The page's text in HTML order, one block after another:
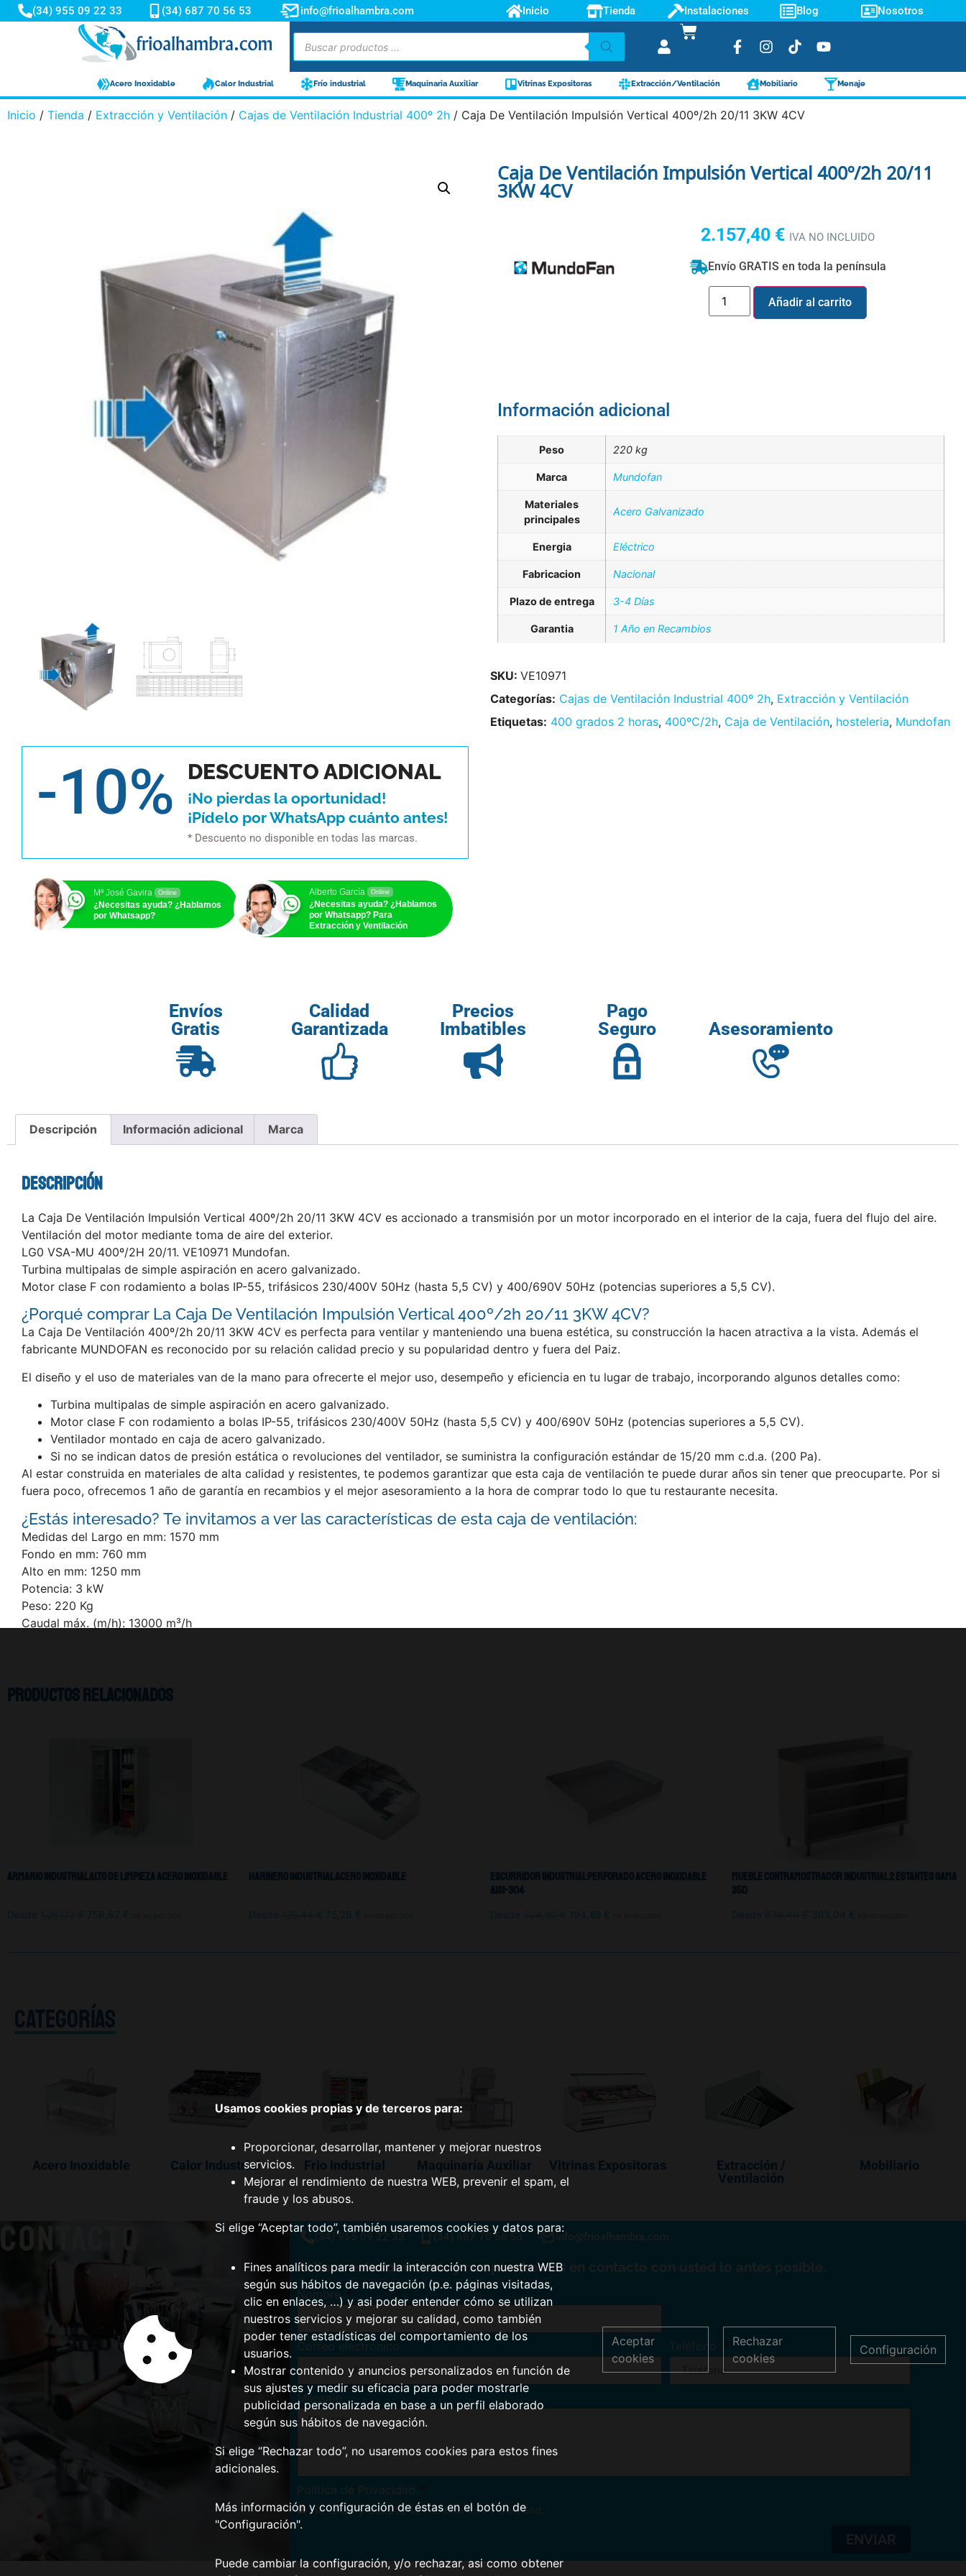
(34) 955 09 22 33 (34) 687 70 56 53 info@frioalhambra.com Inicio Tienda Instalaciones Blog Nosotros
Acero Inoxidable Calor Industrial Frío industrial Maquinaria Auxiliar Vitrinas Expositoras Extracción/Ventilación Mobiliario Menaje
Inicio / Tienda / Extracción y Ventilación / Cajas de Ventilación Industrial 400º 2h / Caja De Ventilación Impulsión Vertical 400º/2h 20/11 3KW 4CV
-10% DESCUENTO ADICIONAL
¡No pierdas la oportunidad!
¡Pídelo por WhatsApp cuánto antes!
* Descuento no disponible en todas las marcas.
Mª José Gavira Online
¿Necesitas ayuda? ¿Hablamos
por Whatsapp?
Alberto García Online
¿Necesitas ayuda? ¿Hablamos
por Whatsapp? Para
Extracción y Ventilación
Caja De Ventilación Impulsión Vertical 400º/2h 20/11
3KW 4CV
2.157,40 € IVA NO INCLUIDO
Envío GRATIS en toda la península
Añadir al carrito
Información adicional
Peso 220 kg
Marca Mundofan
Materiales
principales
Acero Galvanizado
Energia Eléctrico
Fabricacion Nacional
Plazo de entrega 3-4 Días
Garantia 1 Año en Recambios
SKU: VE10971
Categorías: Cajas de Ventilación Industrial 400º 2h, Extracción y Ventilación
Etiquetas: 400 grados 2 horas, 400ºC/2h, Caja de Ventilación, hosteleria, Mundofan
Envíos
Gratis
Calidad
Garantizada
Precios
Imbatibles
Pago
Seguro
Asesoramiento
Descripción Información adicional Marca
Descripción
La Caja De Ventilación Impulsión Vertical 400º/2h 20/11 3KW 4CV es accionado a transmisión por un motor incorporado en el interior de la caja, fuera del flujo del aire.
Ventilación del motor mediante toma de aire del exterior.
LG0 VSA-MU 400º/2H 20/11. VE10971 Mundofan.
Turbina multipalas de simple aspiración en acero galvanizado.
Motor clase F con rodamiento a bolas IP-55, trifásicos 230/400V 50Hz (hasta 5,5 CV) y 400/690V 50Hz (potencias superiores a 5,5 CV).
¿Porqué comprar La Caja De Ventilación Impulsión Vertical 400º/2h 20/11 3KW 4CV?
La Caja De Ventilación 400º/2h 20/11 3KW 4CV es perfecta para ventilar y manteniendo una buena estética, su construcción la hacen atractiva a la vista. Además el
fabricante MUNDOFAN es reconocido por su relación calidad precio y su popularidad dentro y fuera del Paiz.
El diseño y el uso de materiales van de la mano para ofrecerte el mejor uso, desempeño y eficiencia en tu lugar de trabajo, incorporando algunos detalles como:
Turbina multipalas de simple aspiración en acero galvanizado.
Motor clase F con rodamiento a bolas IP-55, trifásicos 230/400V 50Hz (hasta 5,5 CV) y 400/690V 50Hz (potencias superiores a 5,5 CV).
Ventilador montado en caja de acero galvanizado.
Si no se indican datos de presión estática o revoluciones del ventilador, se suministra la configuración estándar de 15/20 mm c.d.a. (200 Pa).
Al estar construida en materiales de alta calidad y resistentes, te podemos garantizar que esta caja de ventilación te puede durar años sin tener que preocuparte. Por si
fuera poco, ofrecemos 1 año de garantía en recambios y el mejor asesoramiento a la hora de comprar todo lo que tu restaurante necesita.
¿Estás interesado? Te invitamos a ver las características de esta caja de ventilación:
Medidas del Largo en mm: 1570 mm
Fondo en mm: 760 mm
Alto en mm: 1250 mm
Potencia: 3 kW
Peso: 220 Kg
Caudal máx. (m/h): 13000 m³/h
Productos relacionados
Armario Industrial Alto De Limpieza Acero Inoxidable
Desde 756,67 €
Harinero Industrial Acero Inoxidable
Desde 75,26 €
Escurridor Industrial Perforado Acero Inoxidable
Aisi-304
Desde 194,88 €
Mueble Contramostrador Industrial 2 Estantes Gama
350
Desde 383,04 €
CATEGORÍAS
Acero Inoxidable Calor Industrial Frio Industrial Maquinaría Auxiliar Vitrinas Expositoras
Extracción /
Ventilación
Mobiliario
CONTACTO (34) 955 09 22 33 (34) 687 70 56 53 info@frioalhambra.com
Rellene este formulario y nos pondremos en contacto con usted lo antes posible.
Nombre
Correo electrónico Teléfono
Mensaje
Política de Privacidad
He leído y acepto laPolítica de Privacidad
ENVIAR
Usamos cookies propias y de terceros para:
Proporcionar, desarrollar, mantener y mejorar nuestros
servicios.
Mejorar el rendimiento de nuestra WEB, prevenir el spam, el
fraude y los abusos.
Si elige “Aceptar todo”, también usaremos cookies y datos para:
Fines analíticos para medir la interacción con nuestra WEB
según sus hábitos de navegación (p.e. páginas visitadas,
clic en enlaces, …) y asi poder entender cómo se utilizan
nuestros servicios y mejorar su calidad, como también
poder tener estadísticas del comportamiento de los
usuarios.
Mostrar contenido y anuncios personalizados en función de
sus ajustes y medir su eficacia para poder mostrarle
publicidad personalizada en base a un perfil elaborado
según sus hábitos de navegación.
Si elige “Rechazar todo”, no usaremos cookies para estos fines
adicionales.
Más información y configuración de éstas en el botón de
"Configuración".
Puede cambiar la configuración, y/o rechazar, asi como obtener
Aceptar
cookies
Rechazar
cookies
Configuración